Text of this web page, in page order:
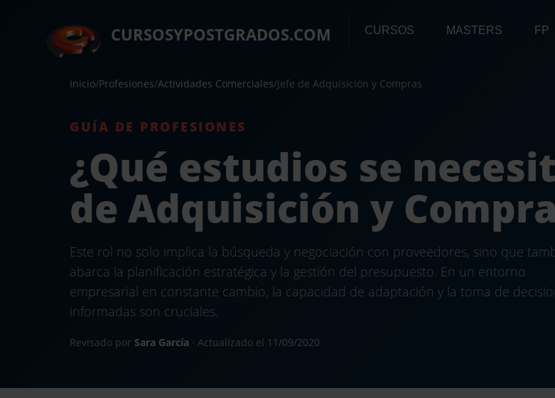
CURSOSYPOSTGRADOS.COM CURSOS MASTERS FP
Inicio/Profesiones/Actividades Comerciales/Jefe de Adquisición y Compras
GUÍA DE PROFESIONES
¿Qué estudios se
de Adquisición y
Este rol no solo implica la búsqueda y negociación con proveedores, sino que
abarca la planificación estratégica y la gestión del presupuesto. En un entorno
empresarial en constante cambio, la capacidad de adaptación y la toma de
informadas son cruciales.
Revisado por Sara García · Actualizado el 11/09/2020